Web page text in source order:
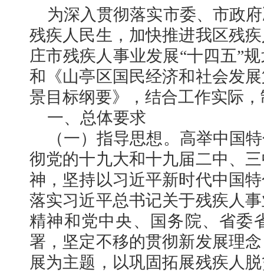
为深入贯彻落实市委、市政
残疾人民生，加快推进我区残
庄市残疾人事业发展“十四五”
和《山亭区国民经济和社会发
景目标纲要》，结合工作实际
一、总体要求
（一）指导思想。高举中国
彻党的十九大和十九届二中、
神，坚持以习近平新时代中国
落实习近平总书记关于残疾人
精神和党中央、国务院、省委
署，坚定不移的贯彻新发展理
展为主题，以巩固拓展残疾人